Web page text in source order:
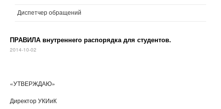
Диспетчер обращений
ПРАВИЛА внутреннего распорядка для студентов.
2014-10-02
«УТВЕРЖДАЮ»
Директор УКИиК